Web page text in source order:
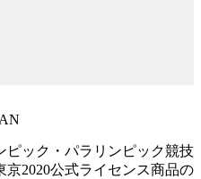
ピック・パラリンピック競技
2020公式ライセンス商品の